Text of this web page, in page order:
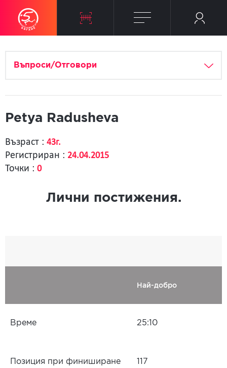
Въпроси/Отговори
Petya Radusheva
Възраст : 43г.
Регистриран : 24.04.2015
Точки : 0
Лични постижения.
Най-добро
Време 25:10
Позиция при финиширане 117